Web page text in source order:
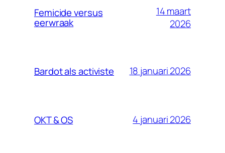
Femicide versus
eerwraak
14 maart
2026
Bardot als activiste 18 januari 2026
OKT & OS 4 januari 2026